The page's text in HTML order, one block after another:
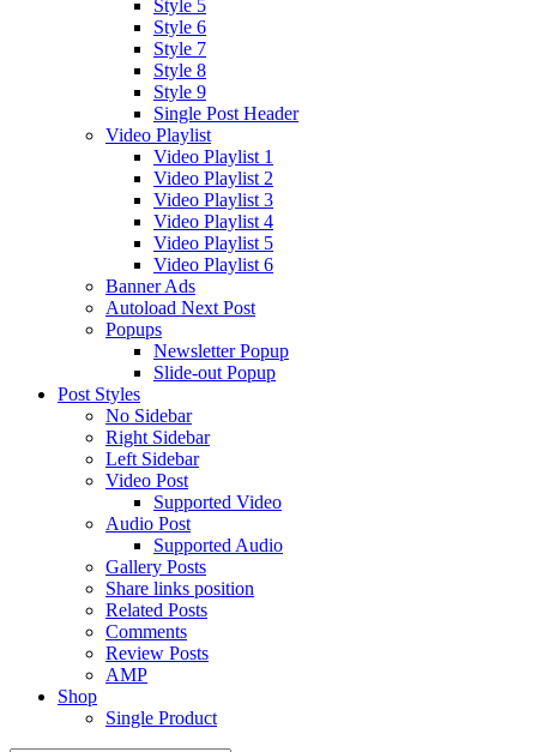
Style 5
Style 6
Style 7
Style 8
Style 9
Single Post Header
Video Playlist
Video Playlist 1
Video Playlist 2
Video Playlist 3
Video Playlist 4
Video Playlist 5
Video Playlist 6
Banner Ads
Autoload Next Post
Popups
Newsletter Popup
Slide-out Popup
Post Styles
No Sidebar
Right Sidebar
Left Sidebar
Video Post
Supported Video
Audio Post
Supported Audio
Gallery Posts
Share links position
Related Posts
Comments
Review Posts
AMP
Shop
Single Product